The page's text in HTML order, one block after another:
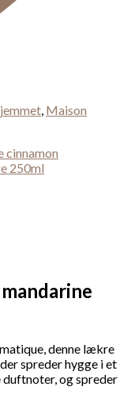
, Maison
denne lækre
spreder hygge i et
og spreder